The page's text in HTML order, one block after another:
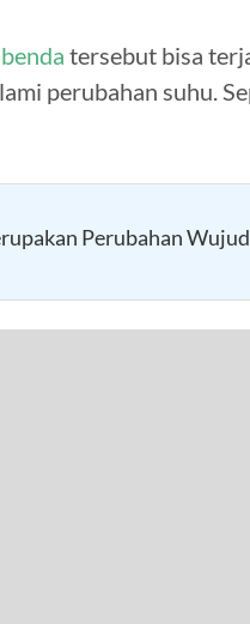
tersebut bisa
perubahan suhu.
Perubahan